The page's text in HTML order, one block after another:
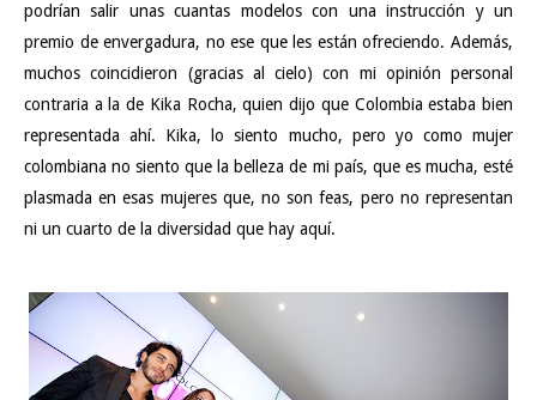
podrían salir unas cuantas modelos con una instrucción y un
premio de envergadura, no ese que les están ofreciendo. Además,
muchos coincidieron (gracias al cielo) con mi opinión personal
contraria a la de Kika Rocha, quien dijo que Colombia estaba bien
representada ahí. Kika, lo siento mucho, pero yo como mujer
colombiana no siento que la belleza de mi país, que es mucha, esté
plasmada en esas mujeres que, no son feas, pero no representan
ni un cuarto de la diversidad que hay aquí.